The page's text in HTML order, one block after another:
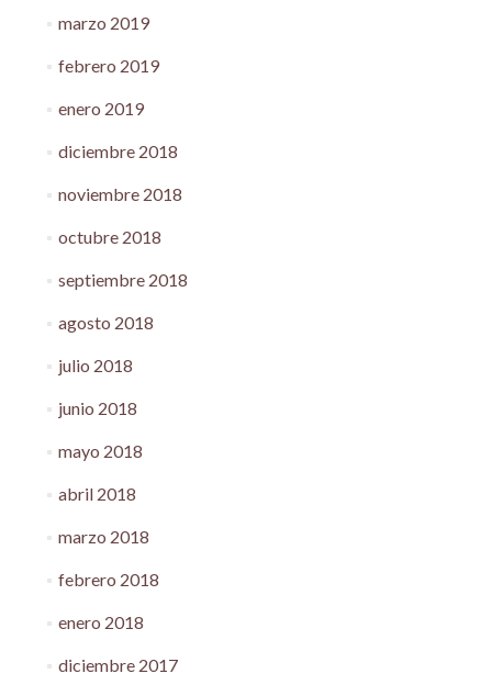
marzo 2019
febrero 2019
enero 2019
diciembre 2018
noviembre 2018
octubre 2018
septiembre 2018
agosto 2018
julio 2018
junio 2018
mayo 2018
abril 2018
marzo 2018
febrero 2018
enero 2018
diciembre 2017